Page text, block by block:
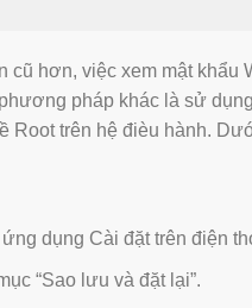
hơn, việc xem mật khẩu
pháp khác là sử
Root trên hệ đièu hành.
dụng Cài đặt trên điện
“Sao lưu và đặt lại”.